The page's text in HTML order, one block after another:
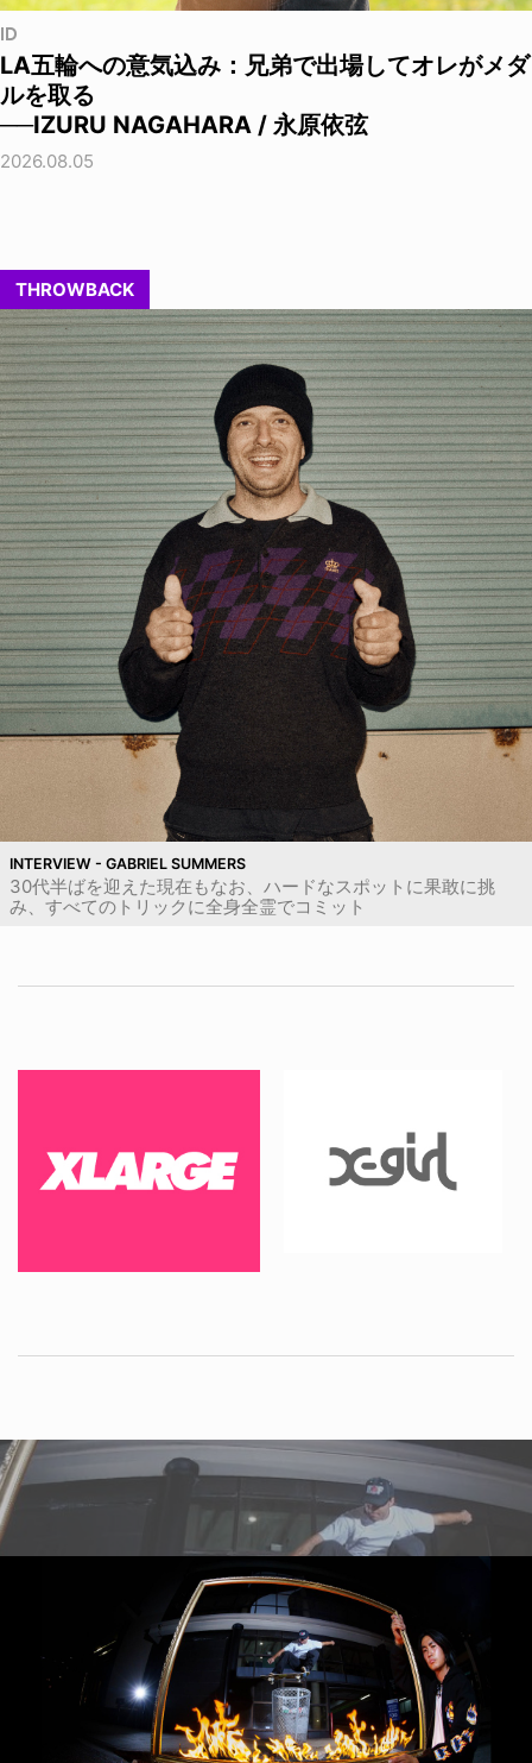
ID
LA五輪への意気込み：兄弟で出場してオレがメダ
ルを取る
──IZURU NAGAHARA / 永原依弦
2026.08.05
THROWBACK
INTERVIEW - GABRIEL SUMMERS
30代半ばを迎えた現在もなお、ハードなスポットに果敢に挑
み、すべてのトリックに全身全霊でコミット